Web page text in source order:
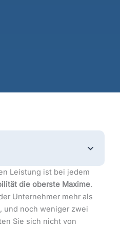
Leistung ist bei jedem
die oberste Maxime.
Unternehmer mehr als
und noch weniger zwei
Sie sich nicht von